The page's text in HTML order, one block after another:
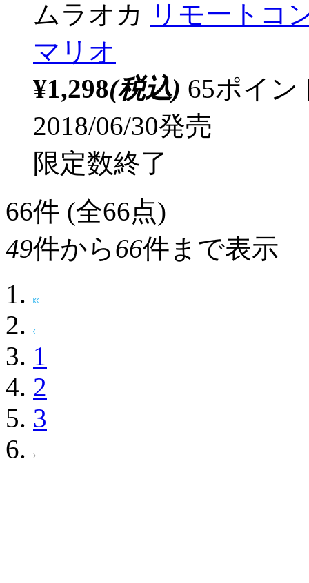
ムラオカ
リモートコ
マリオ
¥1,298(税込) 65ポイ
2018/06/30発売
限定数終了
66件 (全66点)
49件から66件まで表示
1
2
3